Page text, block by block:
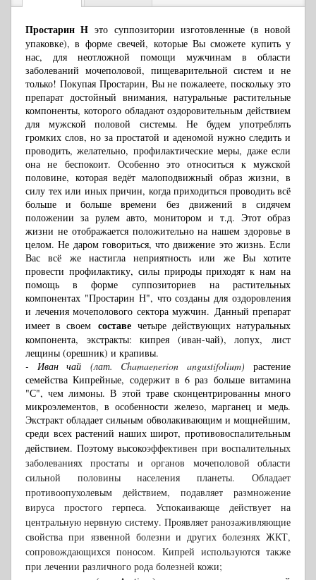
Простарин Нэто суппозитории изготовленные (в новой
упаковке), в форме свечей, которые Вы сможете купить у
нас, для неотложной помощи мужчинам в области
заболеваний мочеполовой, пищеварительной систем и не
только! Покупая Простарин, Вы не пожалеете, поскольку это
препарат достойный внимания, натуральные растительные
компоненты, которого обладают оздоровительным действием
для мужской половой системы. Не будем употреблять
громких слов, но за простатой и аденомой нужно следить и
проводить, желательно, профилактические меры, даже если
она не беспокоит. Особенно это относиться к мужской
половине, которая ведёт малоподвижный образ жизни, в
силу тех или иных причин, когда приходиться проводить всё
больше и больше времени без движений в сидячем
положении за рулем авто, монитором и т.д. Этот образ
жизни не отображается положительно на нашем здоровье в
целом. Не даром говориться, что движение это жизнь. Если
Вас всё же настигла неприятность или же Вы хотите
провести профилактику, силы природы приходят к нам на
помощь в форме суппозиториев на растительных
компонентах "Простарин Н", что созданы для оздоровления
и лечения мочеполового сектора мужчин. Данный препарат
имеет в своем составечетыре действующих натуральных
компонента, экстракты: кипрея (иван-чай), ло­пух, лист
лещины (орешник) и крапивы.
- Иван чай (лат. Chamaenerion angustifolium) растение
семейства Кипрейные, содержит в 6 раз больше витамина
"С", чем лимоны. В этой траве сконцентрированны много
микроэлементов, в особенности железо, марганец и медь.
Экстракт обладает сильным обволакивающим и мощнейшим,
среди всех растений наших широт, противовоспалительным
действием. Поэтому высокоэффективен при воспалительных
заболеваниях простаты и органов мочеполовой области
сильной половины населения планеты. Обладает
противоопухолевым действием, подавляет размножение
вируса простого герпеса. Успокаивающе действует на
центральную нервную систему. Проявляет ранозаживляющие
свойства при язвенной болезни и других болезнях ЖКТ,
сопровождающихся поносом. Кипрей используются также
при лечении различного рода болезней кожи;